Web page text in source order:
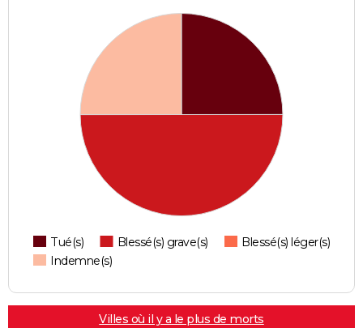
Tué(s) Blessé(s) grave(s)
Blessé(s) léger(s)
Indemne(s)
Villes où il y a le plus de morts